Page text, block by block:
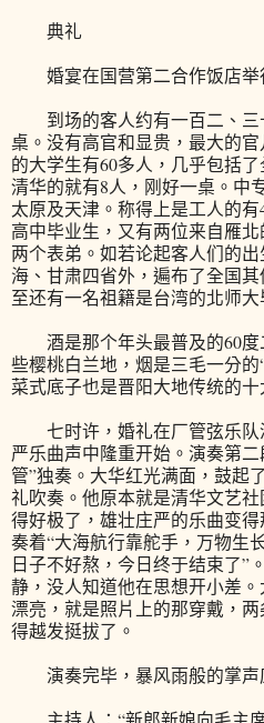
典礼
婚宴在国营第二合作饭店举
到场的客人约有一百二、三
桌。没有高官和显贵，最大的
的大学生有60多人，几乎包括
清华的就有8人，刚好一桌。中
太原及天津。称得上是工人的
高中毕业生，又有两位来自雁
两个表弟。如若论起客人们的
海、甘肃四省外，遍布了全国
至还有一名祖籍是台湾的北师大
酒是那个年头最普及的60度
些樱桃白兰地，烟是三毛一分的
菜式底子也是晋阳大地传统的十
七时许，婚礼在厂管弦乐队
严乐曲声中隆重开始。演奏第
管”独奏。大华红光满面，鼓起
礼吹奏。他原本就是清华文艺
得好极了，雄壮庄严的乐曲变
奏着“大海航行靠舵手，万物生
日子不好熬，今日终于结束了”
静，没人知道他在思想开小差
漂亮，就是照片上的那穿戴，
得越发挺拔了。
演奏完毕，暴风雨般的掌声